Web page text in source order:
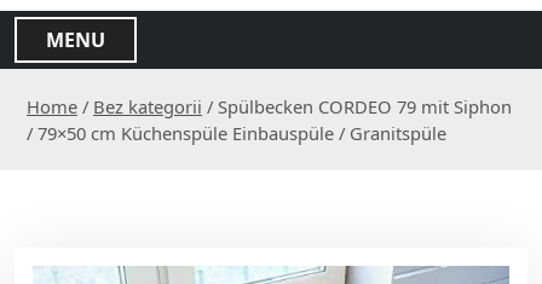
MENU
Home / Bez kategorii / Spülbecken CORDEO 79 mit Siphon
/ 79×50 cm Küchenspüle Einbauspüle / Granitspüle